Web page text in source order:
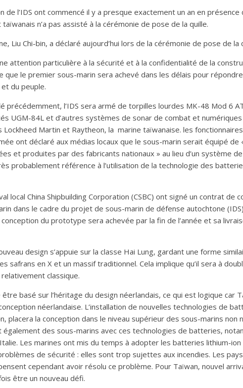
de l’IDS ont commencé il y a presque exactement un an en
n’a pas assisté à la cérémonie de pose de la quille.
Liu Chi-bin, a déclaré aujourd’hui lors de la cérémonie de pose de la
attention particulière à la sécurité et à la confidentialité de la
que le premier sous-marin sera achevé dans les délais pour
du peuple.
précédemment, l’IDS sera armé de torpilles lourdes MK-48 Mod 6
UGM-84L et d’autres systèmes de sonar de combat et
Lockheed Martin et Raytheon, la marine taïwanaise. les
ont déclaré aux médias locaux que le sous-marin serait équipé de
et produites par des fabricants nationaux » au lieu d’un système
probablement référence à l’utilisation de la technologie des
local China Shipbuilding Corporation (CSBC) ont signé un contrat de
dans le cadre du projet de sous-marin de défense autochtone
du prototype sera achevée par la fin de l’année et sa
design s’appuie sur la classe Hai Lung, gardant une forme
safrans en X et un massif traditionnel. Cela implique qu’il sera à
classique.
basé sur l’héritage du design néerlandais, ce qui est logique car
néerlandaise. L’installation de nouvelles technologies de
placera la conception dans le niveau supérieur des sous-marins non
également des sous-marins avec ces technologies de batteries,
Les marines ont mis du temps à adopter les batteries lithium-
de sécurité : elles sont trop sujettes aux incendies. Les
cependant avoir résolu ce problème. Pour Taïwan, nouvel
être un nouveau défi.